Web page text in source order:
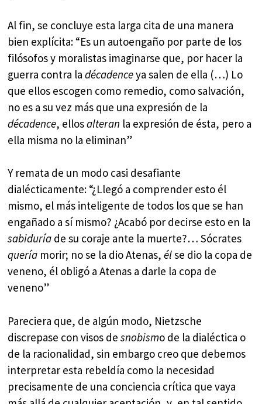
Al fin, se concluye esta larga cita de una manera
bien explícita: “Es un autoengaño por parte de los
filósofos y moralistas imaginarse que, por hacer la
guerra contra ladécadenceya salen de ella (…) Lo
que ellos escogen como remedio, como salvación,
no es a su vez más que una expresión de la
décadence, ellosalteran la expresión de ésta, pero a
ella misma no la eliminan”
Y remata de un modo casi desafiante
dialécticamente: “¿Llegó a comprender esto él
mismo, el más inteligente de todos los que se han
engañado a sí mismo? ¿Acabó por decirse esto en la
sabiduría de su coraje ante la muerte?… Sócrates
quería morir; no se la dio Atenas,élse dio la copa de
veneno, él obligó a Atenas a darle la copa de
veneno”
Pareciera que, de algún modo, Nietzsche
discrepase con visos desnobismo de la dialéctica o
de la racionalidad, sin embargo creo que debemos
interpretar esta rebeldía como la necesidad
precisamente de una conciencia crítica que vaya